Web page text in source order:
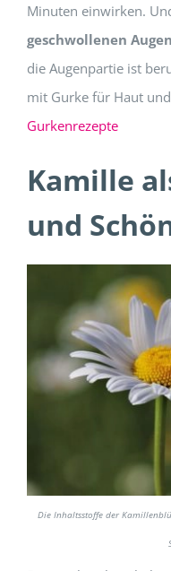
Minuten einwirken.
geschwollenen
die Augenpartie ist
mit Gurke für Haut
Gurkenrezepte
Kamille
und
Die Inhaltsstoffe der